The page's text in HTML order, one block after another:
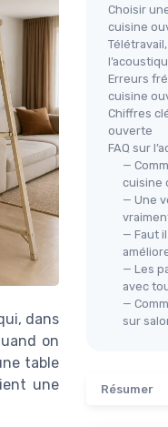
dans
on
table
une
Choisir
cuisine
Erreurs
cuisine
Chiffres
ouverte
FAQ sur
—
cuisine
— Une
— Faut
— Les
avec
—
sur
Résumer